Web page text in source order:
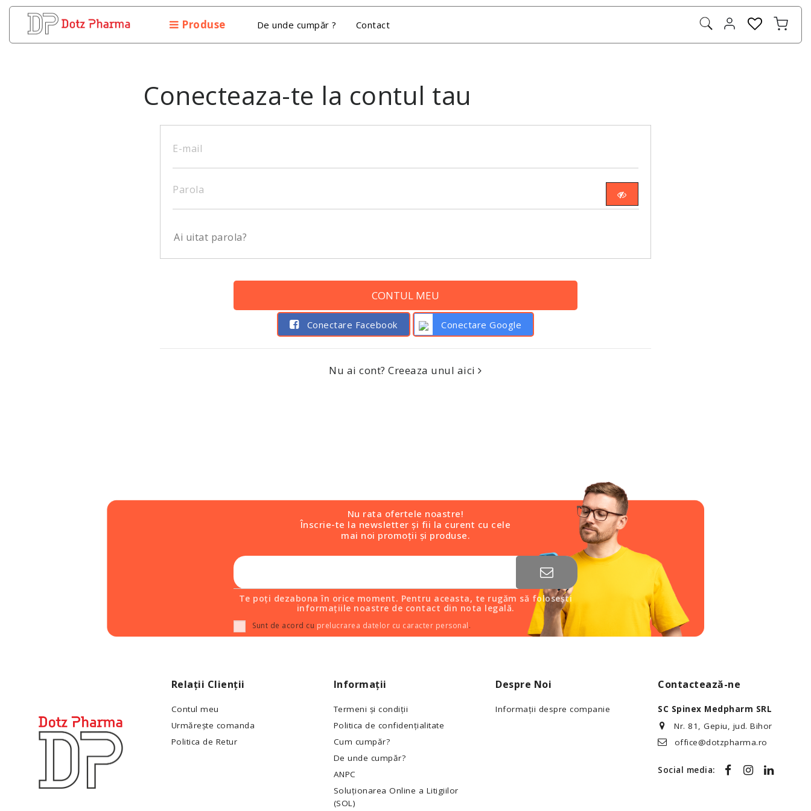
Produse De unde cumpăr ? Contact
Conecteaza-te la contul tau
E-mail
Parola
Ai uitat parola?
CONTUL MEU
Conectare Facebook Conectare Google
Nu ai cont? Creeaza unul aici
Nu rata ofertele noastre!
Înscrie-te la newsletter și fii la curent cu cele
mai noi promoții și produse.
Te poți dezabona în orice moment. Pentru aceasta, te rugăm să folosești
informațiile noastre de contact din nota legală.
Sunt de acord cu prelucrarea datelor cu caracter personal.
Relații Clienții
Contul meu
Urmărește comanda
Politica de Retur
Informații
Termeni și condiții
Politica de confidențialitate
Cum cumpăr?
De unde cumpăr?
ANPC
Soluționarea Online a Litigiilor
(SOL)
Despre Noi
Informații despre companie
Contactează-ne
SC Spinex Medpharm SRL
Nr. 81, Gepiu, jud. Bihor
office@dotzpharma.ro
Social media: